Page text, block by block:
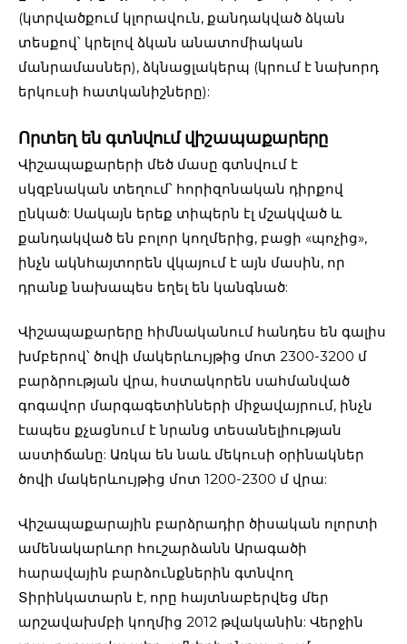
(կտրվածքում կլորավուն, քանդակված ձկան
տեսքով՝ կրելով ձկան անատոմիական
մանրամասներ), ձկնացլակերպ (կրում է նախորդ
երկուսի հատկանիշները):
Որտեղ են գտնվում վիշապաքարերը
Վիշապաքարերի մեծ մասը գտնվում է
սկզբնական տեղում՝ հորիզոնական դիրքով
ընկած: Սակայն երեք տիպերն էլ մշակված և
քանդակված են բոլոր կողմերից, բացի «պոչից»,
ինչն ակնհայտորեն վկայում է այն մասին, որ
դրանք նախապես եղել են կանգնած:
Վիշապաքարերը հիմնականում հանդես են գալիս
խմբերով՝ ծովի մակերևույթից մոտ 2300-3200 մ
բարձրության վրա, հստակորեն սահմանված
գոգավոր մարգագետինների միջավայրում, ինչն
էապես քչացնում է նրանց տեսանելիության
աստիճանը: Առկա են նաև մեկուսի օրինակներ
ծովի մակերևույթից մոտ 1200-2300 մ վրա:
Վիշապաքարային բարձրադիր ծիսական ոլորտի
ամենակարևոր հուշարձանն Արագածի
հարավային բարձունքներին գտնվող
Տիրինկատարն է, որը հայտնաբերվեց մեր
արշավախմբի կողմից 2012 թվականին: Վերջին